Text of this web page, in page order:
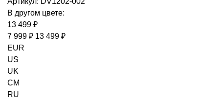
В другом цвете:
13 499 ₽
7 999 ₽ 13 499 ₽
EUR
US
UK
CM
RU